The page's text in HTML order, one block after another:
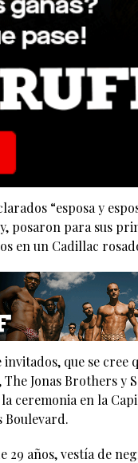
“esposa y
posaron para sus
​​en un Cadillac
que se cree
Jonas Brothers y
ceremonia en la
Boulevard.
29 años, vestía de